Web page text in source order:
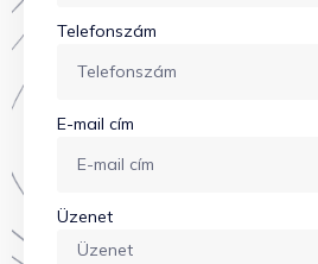
Telefonszám
E-mail cím
Üzenet